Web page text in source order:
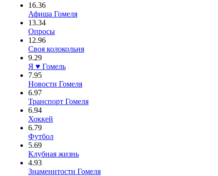
16.36
Афиша Гомеля
13.34
Опросы
12.96
Своя колокольня
9.29
Я ♥ Гомель
7.95
Новости Гомеля
6.97
Транспорт Гомеля
6.94
Хоккей
6.79
Футбол
5.69
Клубная жизнь
4.93
Знаменитости Гомеля